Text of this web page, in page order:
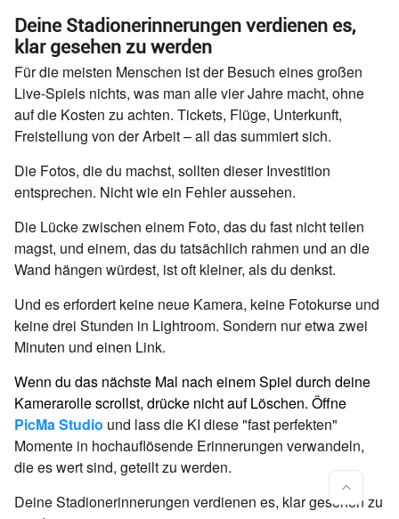
Deine Stadionerinnerungen verdienen es,
klar gesehen zu werden
Für die meisten Menschen ist der Besuch eines großen
Live-Spiels nichts, was man alle vier Jahre macht, ohne
auf die Kosten zu achten. Tickets, Flüge, Unterkunft,
Freistellung von der Arbeit – all das summiert sich.
Die Fotos, die du machst, sollten dieser Investition
entsprechen. Nicht wie ein Fehler aussehen.
Die Lücke zwischen einem Foto, das du fast nicht teilen
magst, und einem, das du tatsächlich rahmen und an die
Wand hängen würdest, ist oft kleiner, als du denkst.
Und es erfordert keine neue Kamera, keine Fotokurse und
keine drei Stunden in Lightroom. Sondern nur etwa zwei
Minuten und einen Link.
Wenn du das nächste Mal nach einem Spiel durch deine
Kamerarolle scrollst, drücke nicht auf Löschen. Öffne
PicMa Studio und lass die KI diese "fast perfekten"
Momente in hochauflösende Erinnerungen verwandeln,
die es wert sind, geteilt zu werden.
Deine Stadionerinnerungen verdienen es, klar gesehen zu